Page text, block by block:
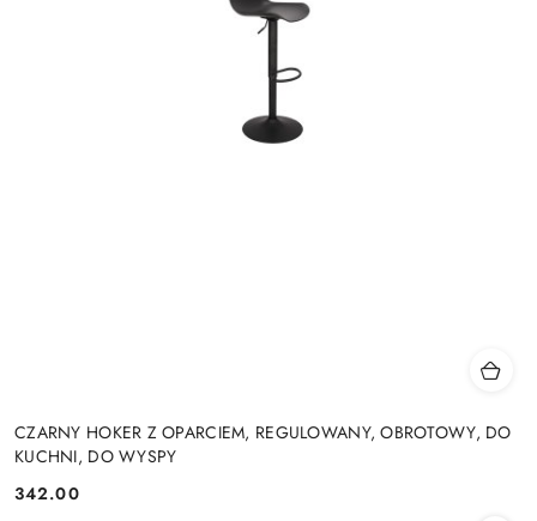
CZARNY HOKER Z OPARCIEM, REGULOWANY, OBROTOWY, DO
KUCHNI, DO WYSPY
Cena:
342.00